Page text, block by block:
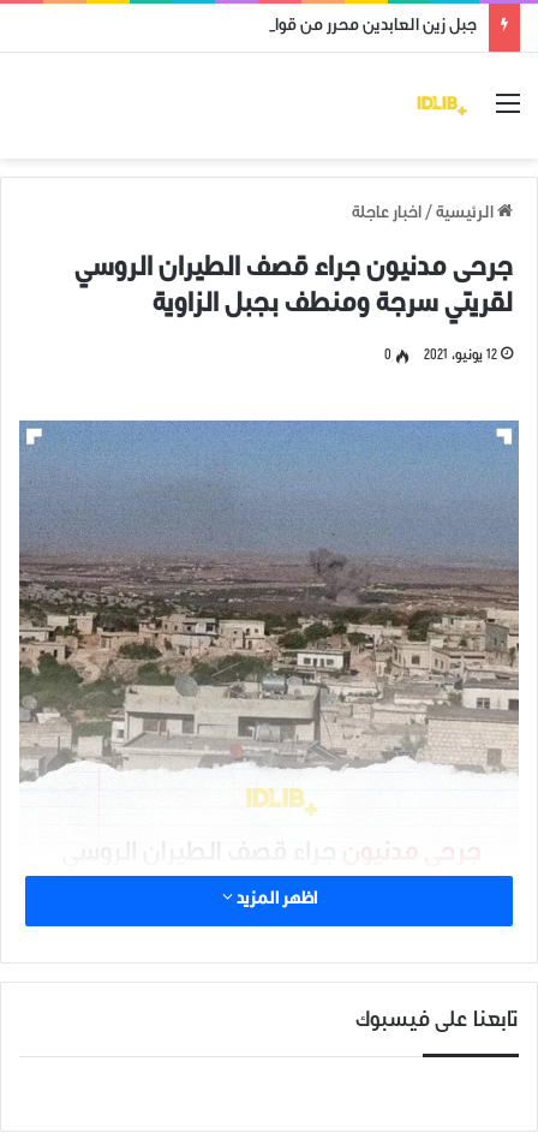
جبل زين العابدين محرر من قوات النظام وميليشياته
القائمة
الرئيسية / اخبار عاجلة
جرحى مدنيون جراء قصف الطيران الروسي
لقريتي سرجة ومنطف بجبل الزاوية
12 يونيو، 2021 0
شارك هذا الموضوع:
اظهر المزيد
تابعنا على فيسبوك